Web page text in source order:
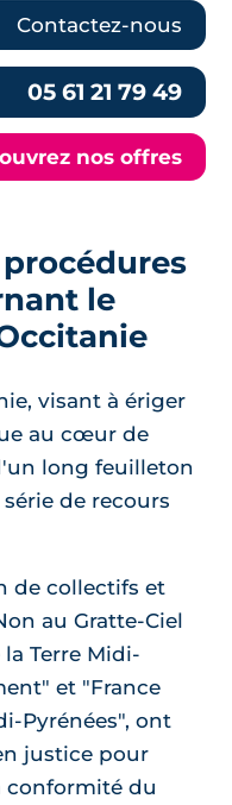
Contactez-nous
05 61 21 79 49
nos offres
le
visant à ériger
au cœur de
long feuilleton
de recours
de collectifs et
au Gratte-Ciel
Terre Midi-
et "France
Pyrénées", ont
justice pour
conformité du